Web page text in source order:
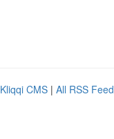
Kliqqi CMS | All RSS